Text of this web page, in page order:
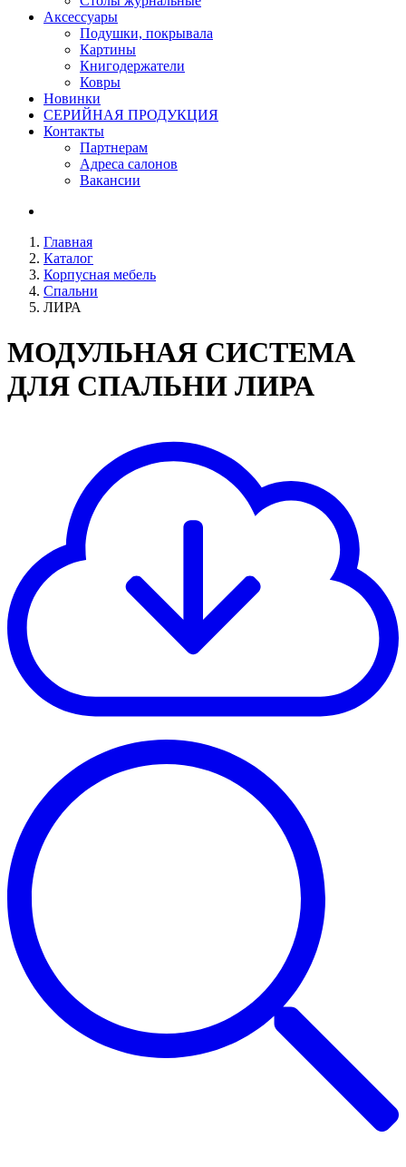
Аксессуары
Подушки, покрывала
Картины
Книгодержатели
Ковры
Новинки
СЕРИЙНАЯ ПРОДУКЦИЯ
Контакты
Партнерам
Адреса салонов
Вакансии
Главная
Каталог
Корпусная мебель
Спальни
ЛИРА
МОДУЛЬНАЯ СИСТЕМА
ДЛЯ СПАЛЬНИ ЛИРА